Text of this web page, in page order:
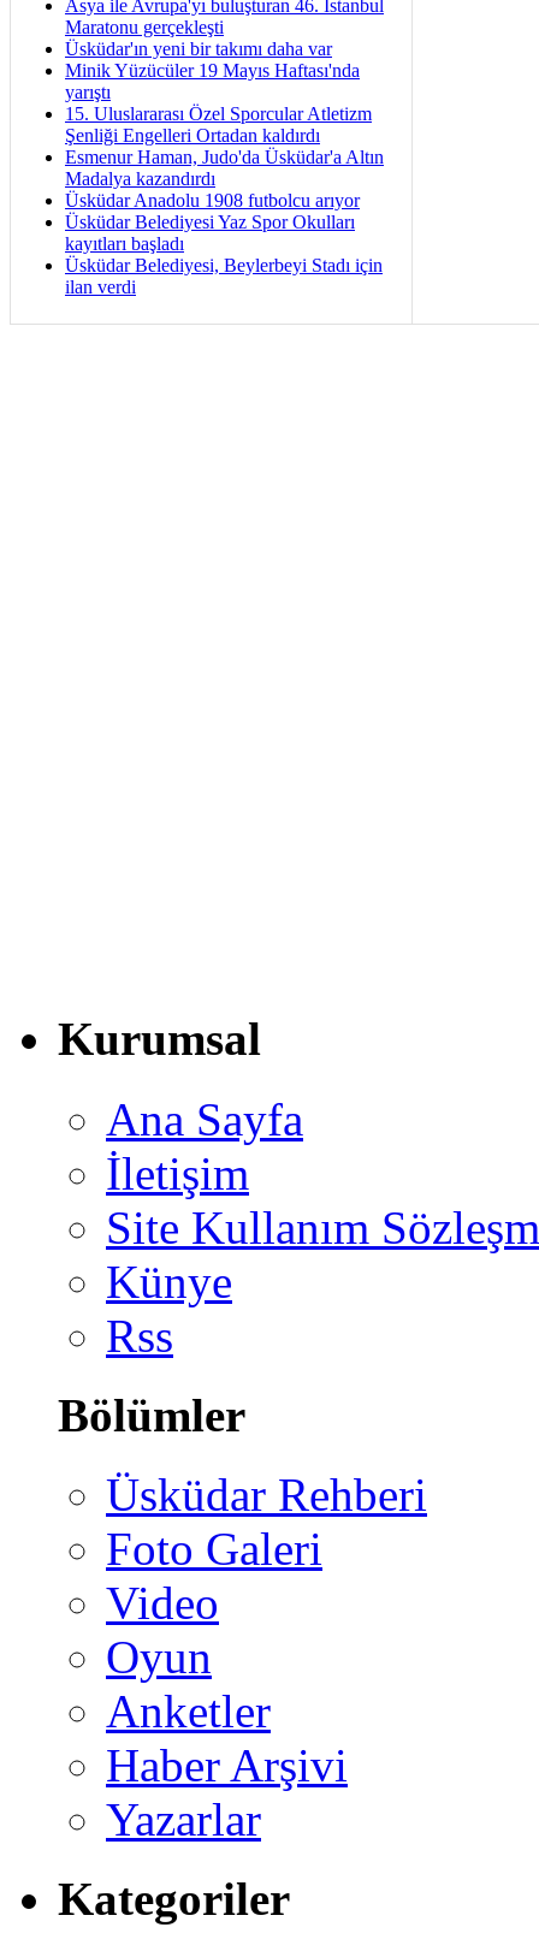
Asya ile Avrupa'yı buluşturan 46. İstanbul
Maratonu gerçekleşti
Üsküdar'ın yeni bir takımı daha var
Minik Yüzücüler 19 Mayıs Haftası'nda
yarıştı
15. Uluslararası Özel Sporcular Atletizm
Şenliği Engelleri Ortadan kaldırdı
Esmenur Haman, Judo'da Üsküdar'a Altın
Madalya kazandırdı
Üsküdar Anadolu 1908 futbolcu arıyor
Üsküdar Belediyesi Yaz Spor Okulları
kayıtları başladı
Üsküdar Belediyesi, Beylerbeyi Stadı için
ilan verdi
Kurumsal
Ana Sayfa
İletişim
Site Kullanım
Künye
Rss
Bölümler
Üsküdar Rehberi
Foto Galeri
Video
Oyun
Anketler
Haber Arşivi
Yazarlar
Kategoriler